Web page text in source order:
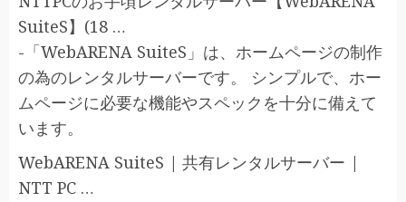
SuiteS】(18 …
-「WebARENA SuiteS」は、ホームページの制作
の為のレンタルサーバーです。 シンプルで、ホー
ムページに必要な機能やスペックを十分に備えて
います。
WebARENA SuiteS | 共有レンタルサーバー |
NTT PC …